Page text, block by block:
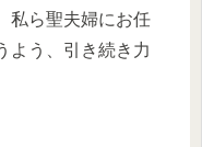
私ら聖夫婦にお任
よう、引き続き力